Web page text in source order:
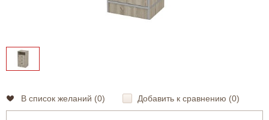
В список желаний (0) Добавить к сравнению (0)